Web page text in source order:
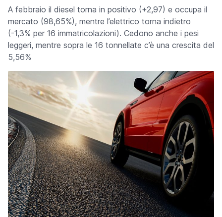
A febbraio il diesel torna in positivo (+2,97) e occupa il
mercato (98,65%), mentre l’elettrico torna indietro
(-1,3% per 16 immatricolazioni). Cedono anche i pesi
leggeri, mentre sopra le 16 tonnellate c’è una crescita del
5,56%